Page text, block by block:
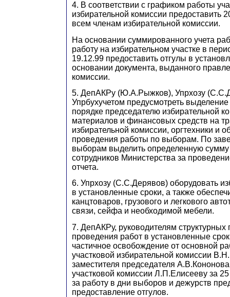
4. В соответствии с графиком работы
избирательной комиссии предоставить
всем членам избирательной комиссии.
На основании суммированного учета
работу на избирательном участке в
19.12.99 предоставить отгулы в
основании документа, выданного
комиссии.
5. ДепАКРу (Ю.А.Рыжков), Упрхозу
Упрбухучетом предусмотреть
порядке председателю избирательной
материалов и финансовых средств на
избирательной комиссии, оргтехники и
проведения работы по выборам. По
выборам выделить определенную
сотрудников Министерства за
отчета.
6. Упрхозу (С.С.Дерявов) оборудовать
в установленные сроки, а также
канцтоваров, грузового и легкового
связи, сейфа и необходимой мебели.
7. ДепАКРу, руководителям структурных
проведения работ в установленные
частичное освобождение от основной
участковой избирательной комиссии
заместителя председателя
участковой комиссии Л.П.Елисееву за
за работу в дни выборов и дежурств
предоставление отгулов.